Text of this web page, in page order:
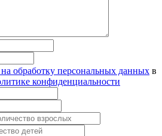
обработку персональных данных в
конфиденциальности